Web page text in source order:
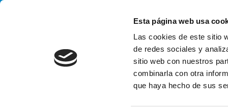
Esta página web usa
Las cookies de este sitio
de redes sociales y
sitio web con nuestros
combinarla con otra
que haya hecho de sus